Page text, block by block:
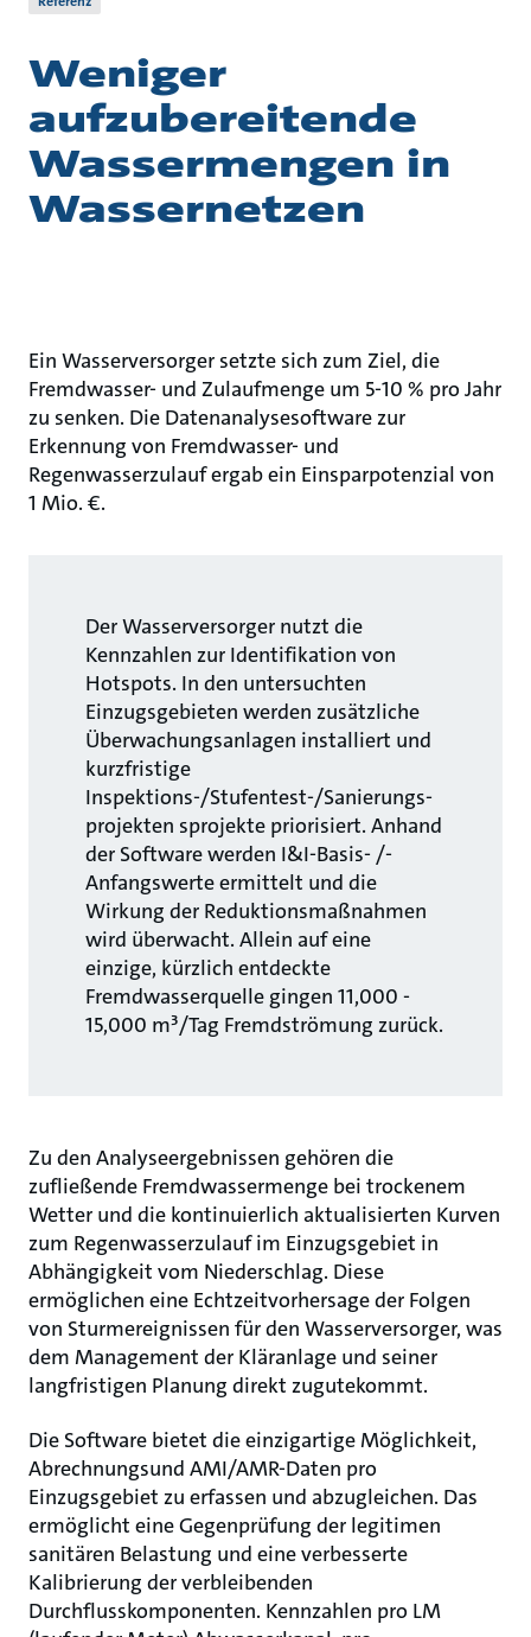
Weniger
aufzubereitende
Wassermengen in
Wassernetzen
Ein Wasserversorger setzte sich zum Ziel, die
Fremdwasser- und Zulaufmenge um 5-10 % pro Jahr
zu senken. Die Datenanalysesoftware zur
Erkennung von Fremdwasser- und
Regenwasserzulauf ergab ein Einsparpotenzial von
1 Mio. €.
Der Wasserversorger nutzt die
Kennzahlen zur Identifikation von
Hotspots. In den untersuchten
Einzugsgebieten werden zusätzliche
Überwachungsanlagen installiert und
kurzfristige
Inspektions-/Stufentest-/Sanierungs-
projekten sprojekte priorisiert. Anhand
der Software werden I&I-Basis- /-
Anfangswerte ermittelt und die
Wirkung der Reduktionsmaßnahmen
wird überwacht. Allein auf eine
einzige, kürzlich entdeckte
Fremdwasserquelle gingen 11,000 -
15,000 m³/Tag Fremdströmung zurück.
Zu den Analyseergebnissen gehören die
zufließende Fremdwassermenge bei trockenem
Wetter und die kontinuierlich aktualisierten Kurven
zum Regenwasserzulauf im Einzugsgebiet in
Abhängigkeit vom Niederschlag. Diese
ermöglichen eine Echtzeitvorhersage der Folgen
von Sturmereignissen für den Wasserversorger, was
dem Management der Kläranlage und seiner
langfristigen Planung direkt zugutekommt.
Die Software bietet die einzigartige Möglichkeit,
Abrechnungsund AMI/AMR-Daten pro
Einzugsgebiet zu erfassen und abzugleichen. Das
ermöglicht eine Gegenprüfung der legitimen
sanitären Belastung und eine verbesserte
Kalibrierung der verbleibenden
Durchflusskomponenten. Kennzahlen pro LM